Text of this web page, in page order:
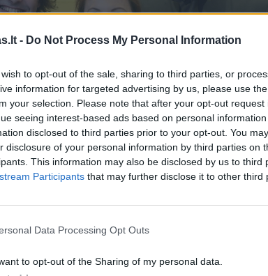
- Do Not Process My Personal Information
to opt-out of the sale, sharing to third parties, or
information for targeted advertising by us, please use
your selection. Please note that after your opt-out
seeing interest-based ads based on personal
disclosed to third parties prior to your opt-out. You
disclosure of your personal information by third parties on
This information may also be disclosed by us to third
Participants that may further disclose it to other third
Data Processing Opt Outs
to opt-out of the Sharing of my personal data.
Daugiau
festivalio pabaigos vakaras „Dedikacija Jam“.